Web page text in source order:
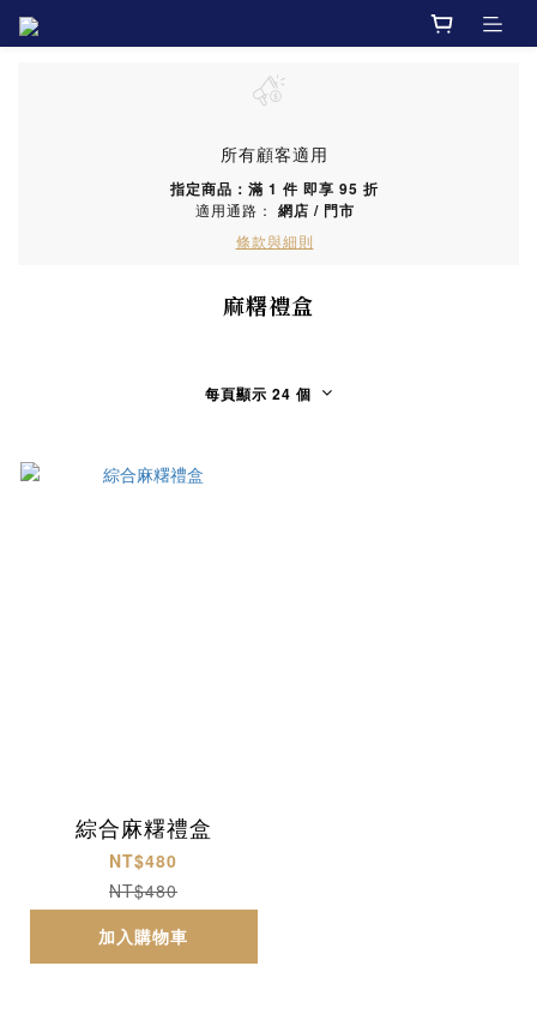
所有顧客適用
指定商品：滿 1 件 即享 95 折
適用通路： 網店 / 門市
條款與細則
麻糬禮盒
每頁顯示 24 個
綜合麻糬禮盒
NT$480
NT$480
加入購物車